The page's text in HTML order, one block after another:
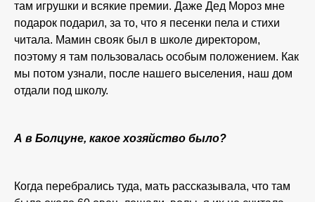
там игрушки и всякие премии. Даже Дед Мороз мне
подарок подарил, за то, что я песенки пела и стихи
читала. Мамин свояк был в школе директором,
поэтому я там пользовалась особым положением. Как
мы потом узнали, после нашего выселения, наш дом
отдали под школу.
А в Болцуне, какое хозяйство было?
Когда перебрались туда, мать рассказывала, что там